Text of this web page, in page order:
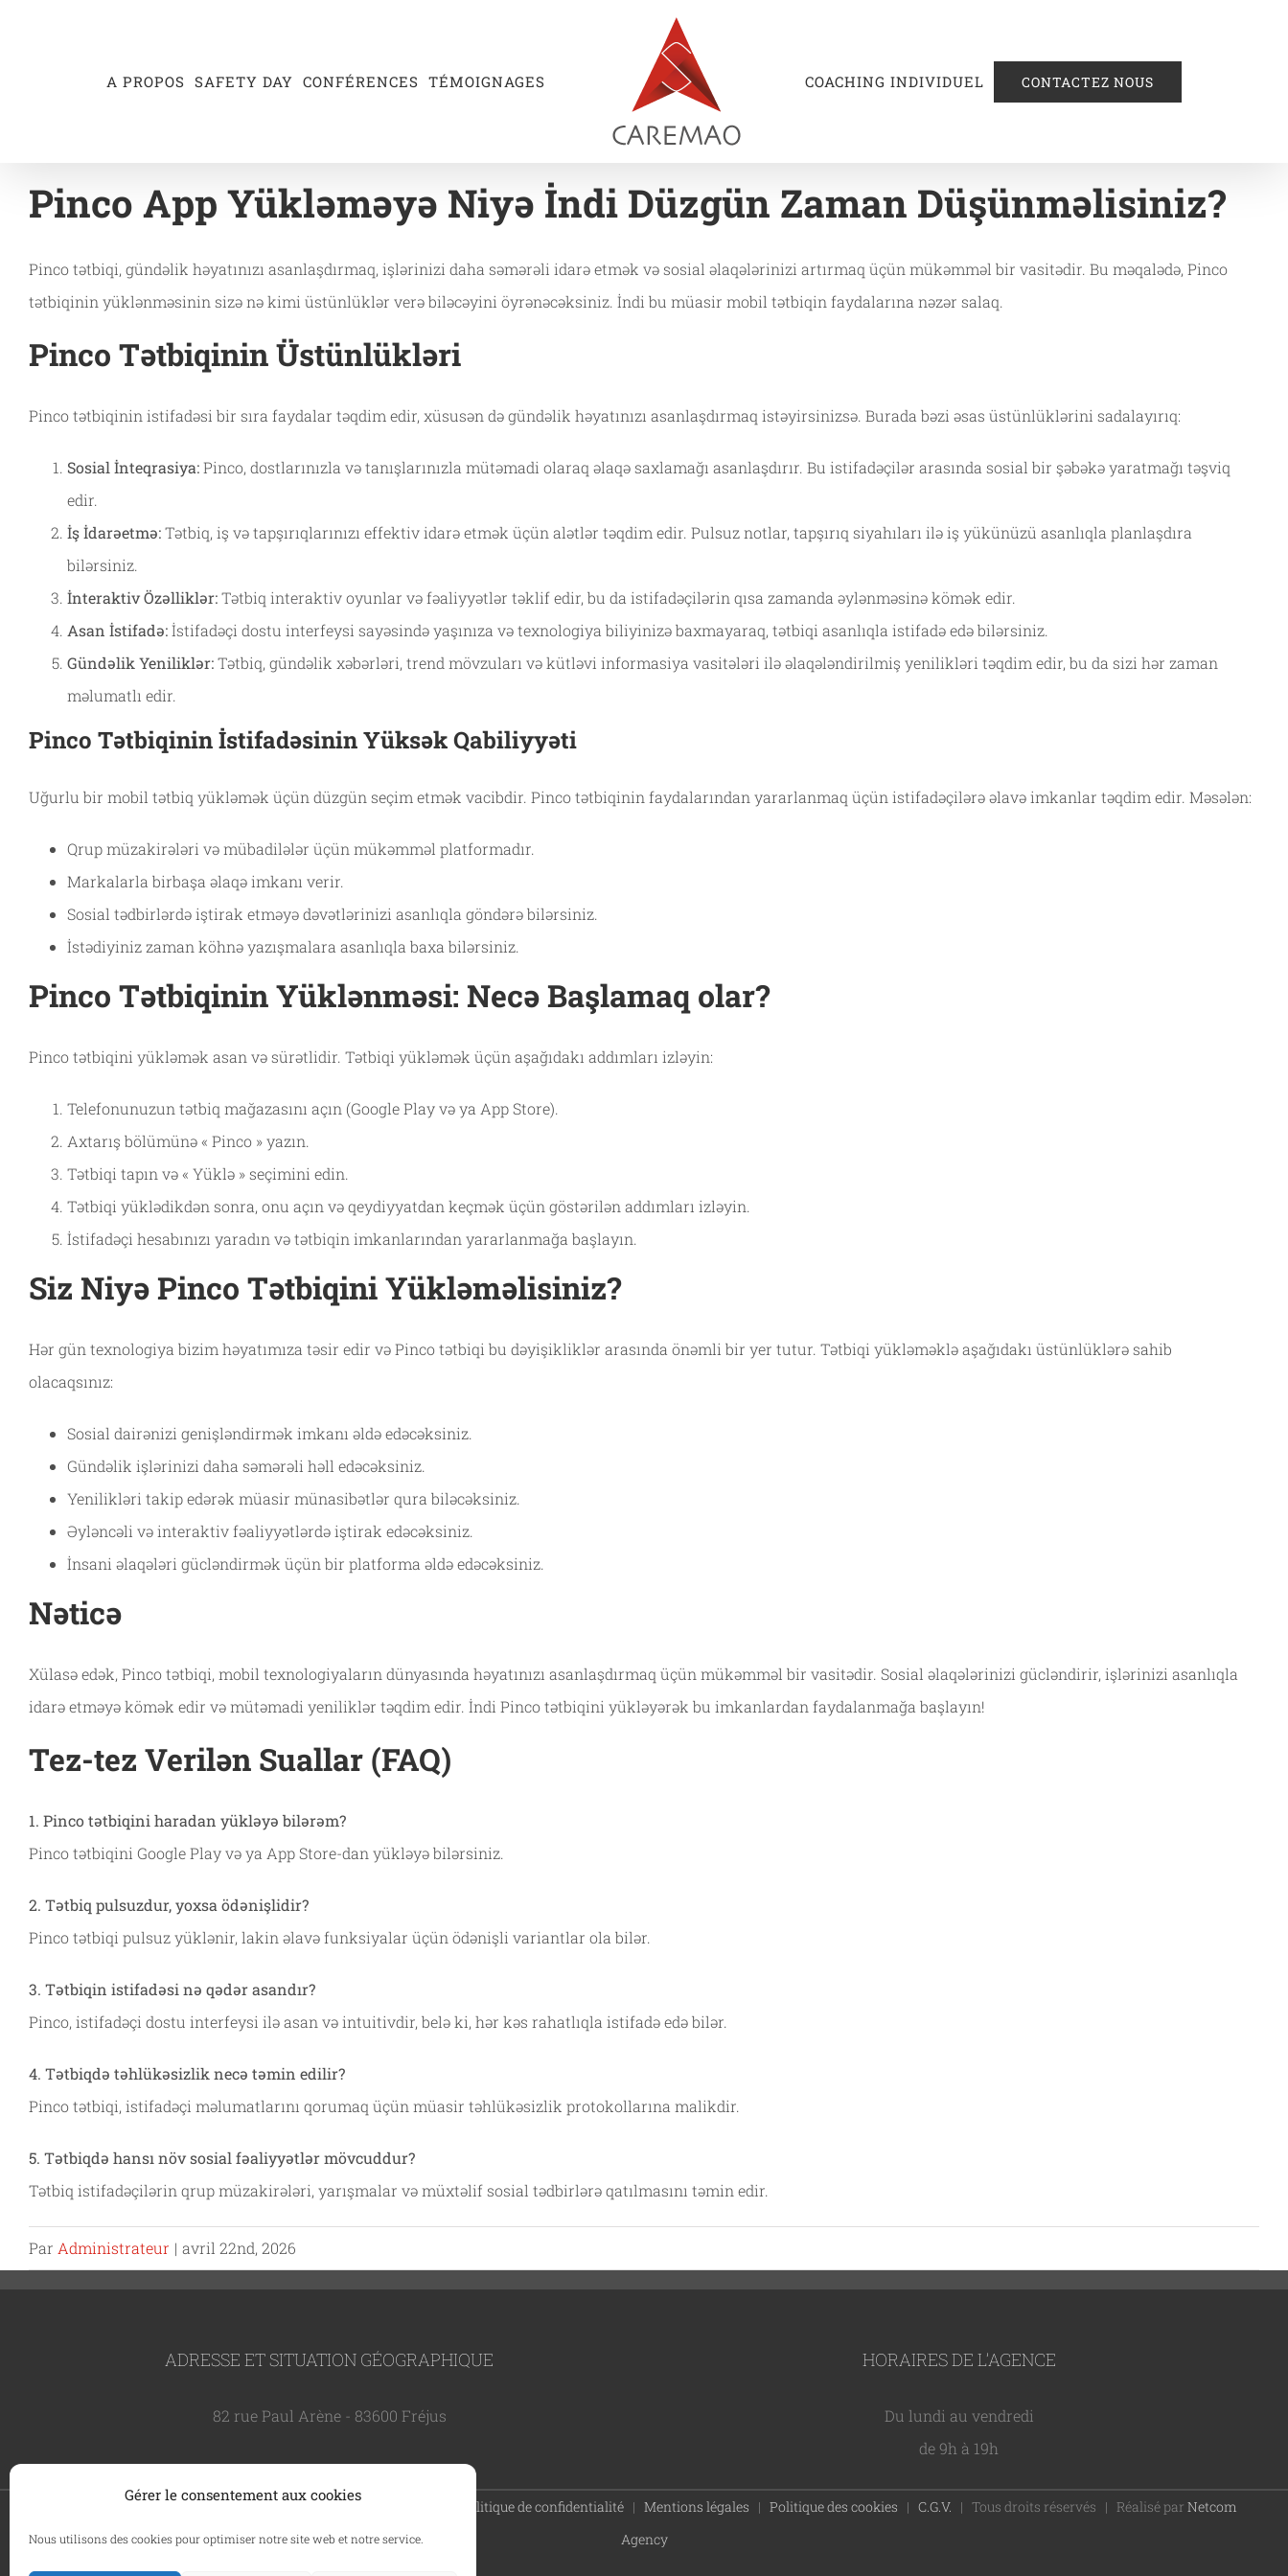
Gérer le consentement aux cookies
Nous utilisons des cookies pour optimiser notre site web et notre service.
A PROPOS SAFETY DAY CONFÉRENCES TÉMOIGNAGES COACHING INDIVIDUEL CONTACTEZ NOUS
Pinco App Yükləməyə Niyə İndi Düzgün Zaman Düşünməlisiniz?
Pinco tətbiqi, gündəlik həyatınızı asanlaşdırmaq, işlərinizi daha səmərəli idarə etmək və sosial əlaqələrinizi artırmaq üçün mükəmməl bir vasitədir. Bu məqalədə, Pinco
tətbiqinin yüklənməsinin sizə nə kimi üstünlüklər verə biləcəyini öyrənəcəksiniz. İndi bu müasir mobil tətbiqin faydalarına nəzər salaq.
Pinco Tətbiqinin Üstünlükləri
Pinco tətbiqinin istifadəsi bir sıra faydalar təqdim edir, xüsusən də gündəlik həyatınızı asanlaşdırmaq istəyirsinizsə. Burada bəzi əsas üstünlüklərini sadalayırıq:
Sosial İnteqrasiya:Pinco, dostlarınızla və tanışlarınızla mütəmadi olaraq əlaqə saxlamağı asanlaşdırır. Bu istifadəçilər arasında sosial bir şəbəkə yaratmağı təşviq
edir.
İş İdarəetmə:Tətbiq, iş və tapşırıqlarınızı effektiv idarə etmək üçün alətlər təqdim edir. Pulsuz notlar, tapşırıq siyahıları ilə iş yükünüzü asanlıqla planlaşdıra
bilərsiniz.
İnteraktiv Özəlliklər:Tətbiq interaktiv oyunlar və fəaliyyətlər təklif edir, bu da istifadəçilərin qısa zamanda əylənməsinə kömək edir.
Asan İstifadə:İstifadəçi dostu interfeysi sayəsində yaşınıza və texnologiya biliyinizə baxmayaraq, tətbiqi asanlıqla istifadə edə bilərsiniz.
Gündəlik Yeniliklər:Tətbiq, gündəlik xəbərləri, trend mövzuları və kütləvi informasiya vasitələri ilə əlaqələndirilmiş yenilikləri təqdim edir, bu da sizi hər zaman
məlumatlı edir.
Pinco Tətbiqinin İstifadəsinin Yüksək Qabiliyyəti
Uğurlu bir mobil tətbiq yükləmək üçün düzgün seçim etmək vacibdir. Pinco tətbiqinin faydalarından yararlanmaq üçün istifadəçilərə əlavə imkanlar təqdim edir. Məsələn:
Qrup müzakirələri və mübadilələr üçün mükəmməl platformadır.
Markalarla birbaşa əlaqə imkanı verir.
Sosial tədbirlərdə iştirak etməyə dəvətlərinizi asanlıqla göndərə bilərsiniz.
İstədiyiniz zaman köhnə yazışmalara asanlıqla baxa bilərsiniz.
Pinco Tətbiqinin Yüklənməsi: Necə Başlamaq olar?
Pinco tətbiqini yükləmək asan və sürətlidir. Tətbiqi yükləmək üçün aşağıdakı addımları izləyin:
Telefonunuzun tətbiq mağazasını açın (Google Play və ya App Store).
Axtarış bölümünə « Pinco » yazın.
Tətbiqi tapın və « Yüklə » seçimini edin.
Tətbiqi yüklədikdən sonra, onu açın və qeydiyyatdan keçmək üçün göstərilən addımları izləyin.
İstifadəçi hesabınızı yaradın və tətbiqin imkanlarından yararlanmağa başlayın.
Siz Niyə Pinco Tətbiqini Yükləməlisiniz?
Hər gün texnologiya bizim həyatımıza təsir edir və Pinco tətbiqi bu dəyişikliklər arasında önəmli bir yer tutur. Tətbiqi yükləməklə aşağıdakı üstünlüklərə sahib
olacaqsınız:
Sosial dairənizi genişləndirmək imkanı əldə edəcəksiniz.
Gündəlik işlərinizi daha səmərəli həll edəcəksiniz.
Yenilikləri takip edərək müasir münasibətlər qura biləcəksiniz.
Əyləncəli və interaktiv fəaliyyətlərdə iştirak edəcəksiniz.
İnsani əlaqələri gücləndirmək üçün bir platforma əldə edəcəksiniz.
Nəticə
Xülasə edək, Pinco tətbiqi, mobil texnologiyaların dünyasında həyatınızı asanlaşdırmaq üçün mükəmməl bir vasitədir. Sosial əlaqələrinizi gücləndirir, işlərinizi asanlıqla
idarə etməyə kömək edir və mütəmadi yeniliklər təqdim edir. İndi Pinco tətbiqini yükləyərək bu imkanlardan faydalanmağa başlayın!
Tez-tez Verilən Suallar (FAQ)
1. Pinco tətbiqini haradan yükləyə bilərəm?
Pinco tətbiqini Google Play və ya App Store-dan yükləyə bilərsiniz.
2. Tətbiq pulsuzdur, yoxsa ödənişlidir?
Pinco tətbiqi pulsuz yüklənir, lakin əlavə funksiyalar üçün ödənişli variantlar ola bilər.
3. Tətbiqin istifadəsi nə qədər asandır?
Pinco, istifadəçi dostu interfeysi ilə asan və intuitivdir, belə ki, hər kəs rahatlıqla istifadə edə bilər.
4. Tətbiqdə təhlükəsizlik necə təmin edilir?
Pinco tətbiqi, istifadəçi məlumatlarını qorumaq üçün müasir təhlükəsizlik protokollarına malikdir.
5. Tətbiqdə hansı növ sosial fəaliyyətlər mövcuddur?
Tətbiq istifadəçilərin qrup müzakirələri, yarışmalar və müxtəlif sosial tədbirlərə qatılmasını təmin edir.
Par Administrateur | avril 22nd, 2026
ADRESSE ET SITUATION GÉOGRAPHIQUE
82 rue Paul Arène - 83600 Fréjus
HORAIRES DE L’AGENCE
Du lundi au vendredi
de 9h à 19h
CAREMAO © Copyright 2024 -2026 - SIRET : 937 989 366 00011 | Politique de confidentialité| Mentions légales | Politique des cookies | C.G.V. | Tous droits réservés | Réalisé par Netcom
Agency